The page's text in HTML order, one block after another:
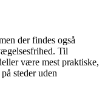
der findes også
Til
være mest praktiske,
steder uden